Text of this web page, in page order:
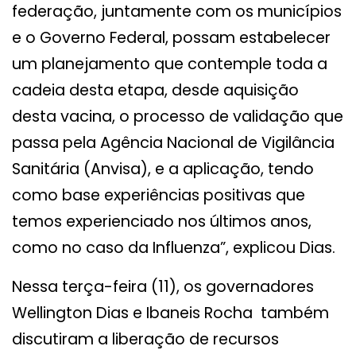
federação, juntamente com os municípios
e o Governo Federal, possam estabelecer
um planejamento que contemple toda a
cadeia desta etapa, desde aquisição
desta vacina, o processo de validação que
passa pela Agência Nacional de Vigilância
Sanitária (Anvisa), e a aplicação, tendo
como base experiências positivas que
temos experienciado nos últimos anos,
como no caso da Influenza”, explicou Dias.
Nessa terça-feira (11), os governadores
Wellington Dias e Ibaneis Rocha também
discutiram a liberação de recursos